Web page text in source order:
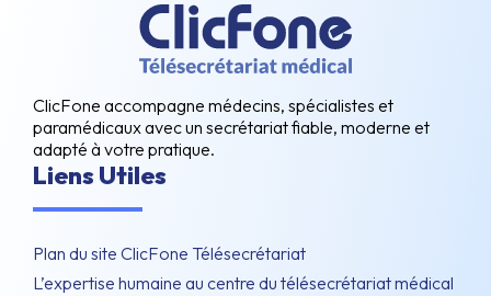
ClicFone accompagne médecins, spécialistes et
paramédicaux avec un secrétariat fiable, moderne et
adapté à votre pratique.
Liens Utiles
Plan du site ClicFone Télésecrétariat
L’expertise humaine au centre du télésecrétariat médical